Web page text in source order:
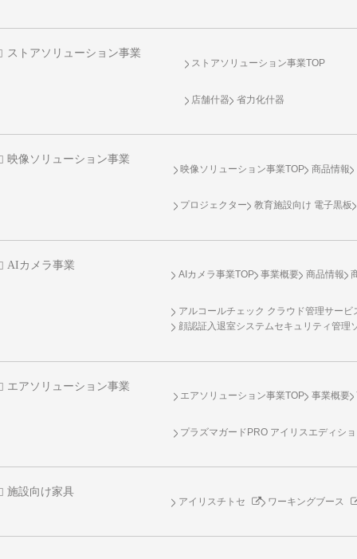
ストアソリューション事業
ストアソリューション事業TOP
店舗什器 省力化什器
映像ソリューション事業
映像ソリューション事業TOP 商品情報
プロジェクター 教育施設向け 電子黒板
AIカメラ事業
AIカメラ事業TOP 事業概要 商品情報
アルコールチェック クラウド管理サービ
顔認証入退室システムセキュリティ管理
エアソリューション事業
エアソリューション事業TOP 事業概要
プラズマガードPRO アイリスエディシ
施設向け家具
アイリスチトセ ワーキングブース